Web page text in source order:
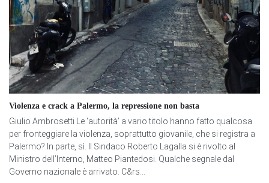
Violenza e crack a Palermo, la repressione non basta
Giulio Ambrosetti Le ‘autorità’ a vario titolo hanno fatto qualcosa
per fronteggiare la violenza, soprattutto giovanile, che si registra a
Palermo? In parte, sì. Il Sindaco Roberto Lagalla si è rivolto al
Ministro dell’Interno, Matteo Piantedosi. Qualche segnale dal
Governo nazionale è arrivato. C&rs...